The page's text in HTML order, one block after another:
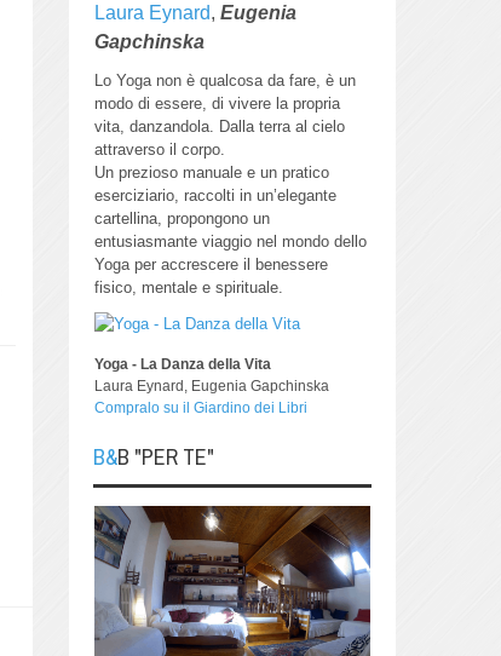
Laura Eynard, Eugenia
Gapchinska
Lo Yoga non è qualcosa da fare, è un
modo di essere, di vivere la propria
vita, danzandola. Dalla terra al cielo
attraverso il corpo.
Un prezioso manuale e un pratico
eserciziario, raccolti in un’elegante
cartellina, propongono un
entusiasmante viaggio nel mondo dello
Yoga per accrescere il benessere
fisico, mentale e spirituale.
Yoga - La Danza della Vita
Laura Eynard, Eugenia Gapchinska
Compralo su il Giardino dei Libri
B&B "PER TE"